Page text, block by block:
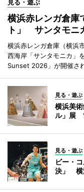
見る・遊ぶ
横浜赤レンガ倉庫
ト」 サンタモニ
横浜赤レンガ倉庫（横浜
西海岸「サンタモニカ」
Sunset 2026」が開催さ
見る・遊ぶ
横浜美
ル」展
見る・遊ぶ
ビー・
決」 横